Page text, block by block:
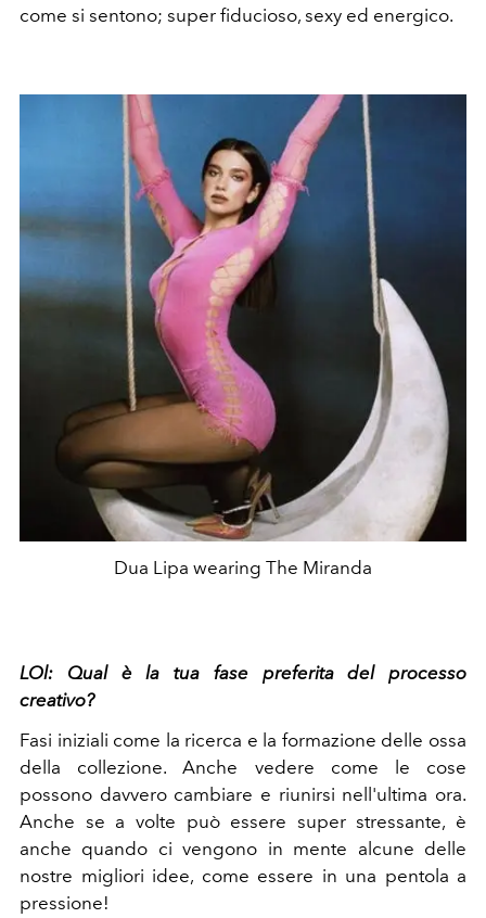
come si sentono; super fiducioso, sexy ed energico.
Dua Lipa wearing The Miranda
LOl:
Qual è la tua fase preferita del processo
creativo?
Fasi iniziali come la ricerca e la formazione delle ossa
della collezione. Anche vedere come le cose
possono davvero cambiare e riunirsi nell'ultima ora.
Anche se a volte può essere super stressante, è
anche quando ci vengono in mente alcune delle
nostre migliori idee, come essere in una pentola a
pressione!